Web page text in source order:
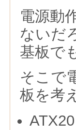
電源動
ないだ
基板で
そこで
板を考